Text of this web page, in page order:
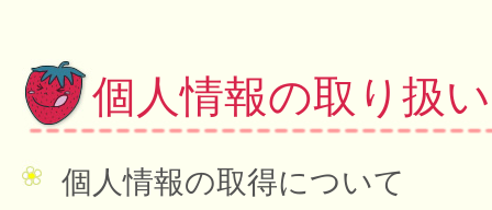
個人情報の取り扱
個人情報の取得について